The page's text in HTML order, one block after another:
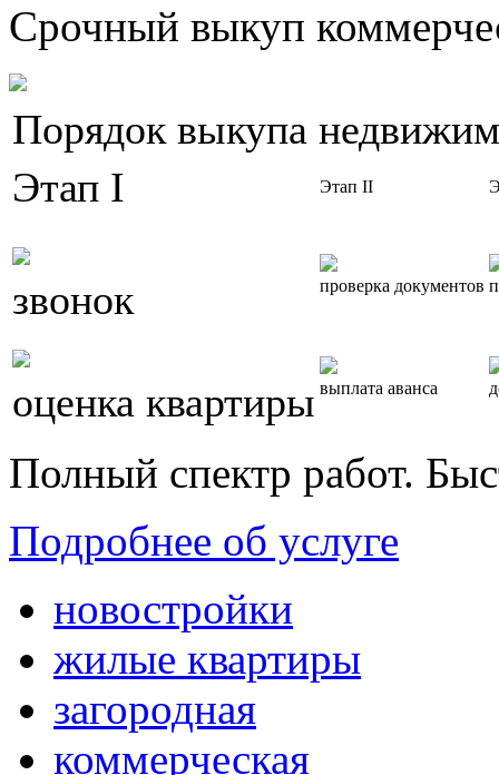
Срочный выкуп
Порядок выкупа
Этап I
Этап II
звонок проверка документов
оценка квартиры выплата аванса
Полный спектр работ.
Подробнее об услуге
новостройки
жилые квартиры
загородная
коммерческая